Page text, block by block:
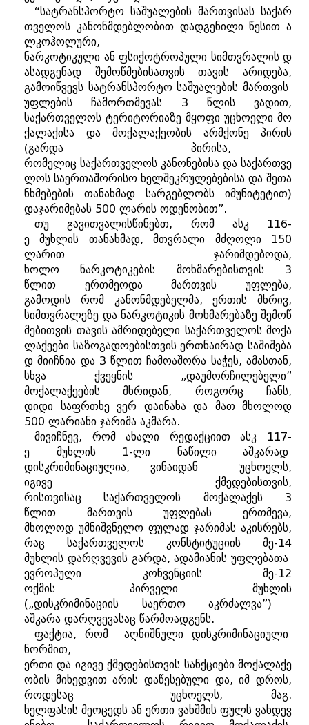
“სატრანსპორტო საშუალების მართვისას საქარ
თველოს კანონმდებლობით დადგენილი წესით ა
ლკოჰოლური,
ნარკოტიკული ან ფსიქოტროპული სიმთვრალის დ
ასადგენად
შემოწმებისათვის თავის არიდება,
გამოიწვევს სატრანსპორტო საშუალების მართვის
უფლების
ჩამორთმევას 3 წლის ვადით,
საქართველოს ტერიტორიაზე მყოფი უცხოელი მო
ქალაქისა
და მოქალაქეობის არმქონე
პირის
(გარდა პირისა,
რომელიც საქართველოს კანონებისა და საქართვე
ლოს საერთაშორისო ხელშეკრულებებისა და შეთა
ნხმებების
თანახმად სარგებლობს იმუნიტეტით)
დაჯარიმებას 500 ლარის ოდენობით”.
თუ
გავითვალისწინებთ, რომ ასკ116-
ე
მუხლის თანახმად,მთვრალი მძღოლი 150
ლარით
ჯარიმდებოდა,
ხოლო
ნარკოტიკების მოხმარებისთვის 3
წლით
ერთმეოდა მართვის უფლება,
გამოდის
რომ კანონმდებელმა,ერთის მხრივ,
სიმთვრალეზე და ნარკოტიკის მოხმარებაზე შემოწ
მებითვის თავის ამრიდებელი საქართველოს მოქა
ლაქეები საზოგადოებისთვის ერთნაირად საშიშება
დ მიიჩნია და 3წლით ჩამოაშორა საჭეს,ამასთან,
სხვა
ქვეყნის „დაუმორჩილებელი”
მოქალაქეების
მხრიდან, როგორც ჩანს,
დიდი
საფრთხე ვერ დაინახა და მათ მხოლოდ
500 ლარიანი ჯარიმა აკმარა.
მივიჩნევ, რომ ახალი რედაქციით ასკ 117-
ე
მუხლის 1-ლი ნაწილი
აშკარად
დისკრიმინაციულია, ვინაიდან უცხოელს,
იგივე
ქმედებისთვის,
რისთვისაც
საქართველოს მოქალაქეს 3
წლით
მართვის უფლებას ერთმევა,
მხოლოდ უმნიშვნელო ფულად ჯარიმას აკისრებს,
რაც
საქართველოს კონსტიტუციის მე-14
მუხლის დარღვევის გარდა,ადამიანის უფლებათა
ევროპული
კონვენციის მე-12
ოქმის
პირველი
მუხლის
(„დისკრიმინაციის საერთო აკრძალვა”)
აშკარა დარღვევასაც წარმოადგენს.
ფაქტია, რომ აღნიშნული
დისკრიმინაციული
ნორმით,
ერთი და იგივე ქმედებისთვის სანქციები მოქალაქე
ობის მიხედვით არის დაწესებული და,იმ დროს,
როდესაც
უცხოელს, მაგ.
ხელფასის მეოცედს ან ერთი ვახშმის ფულს ვახდევ